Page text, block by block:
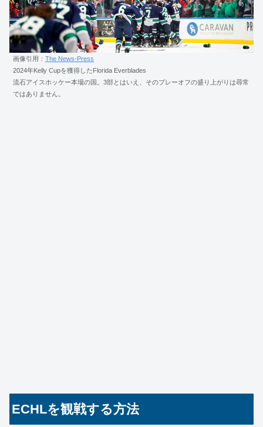
画像引用： The News-Press
2024年Kelly Cupを獲得したFlorida Everblades
流石アイスホッケー本場の国。3部とはいえ、そのプレーオフの盛り上がりは尋常
ではありません。
ECHLを観戦する方法